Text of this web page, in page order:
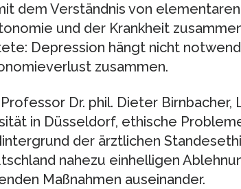
dem Verständnis von
und der Krankheit
Depression hängt nicht
zusammen.
Dr. phil. Dieter Birnbacher,
in Düsseldorf, ethische
der ärztlichen
nahezu einhelligen
Maßnahmen auseinander.